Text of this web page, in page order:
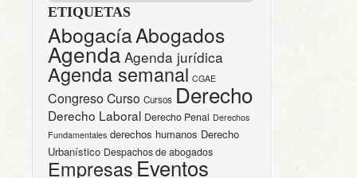
ETIQUETAS
AbogacíaAbogados
Agenda Agenda jurídica
Agenda semanal CGAE
CongresoCurso Cursos Derecho
Derecho Laboral Derecho Penal Derechos
Fundamentales derechos humanos Derecho
Urbanístico Despachos de abogados
Empresas Eventos